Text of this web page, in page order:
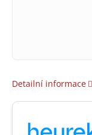
Detailní informace